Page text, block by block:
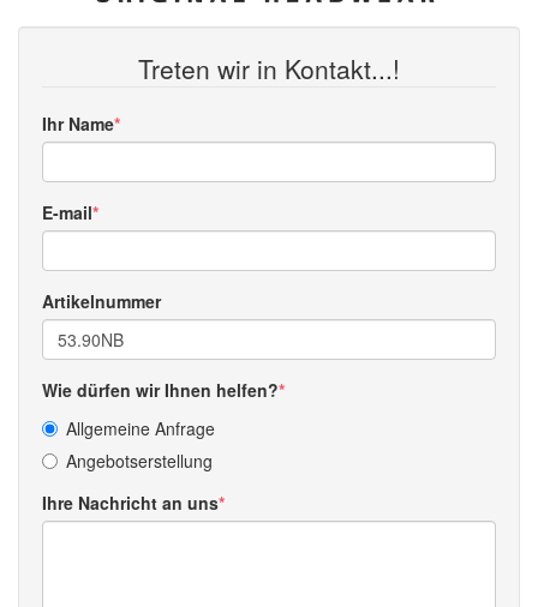
Treten wir in Kontakt...!
Ihr Name
E-mail
Artikelnummer
Wie dürfen wir Ihnen helfen?
Allgemeine Anfrage
Angebotserstellung
Ihre Nachricht an uns